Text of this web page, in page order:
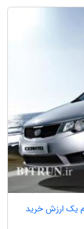
یک ارزش خرید